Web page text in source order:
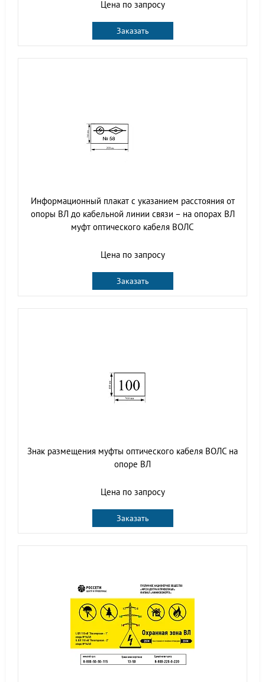
Цена по запросу
Заказать
Информационный плакат с указанием расстояния от
опоры ВЛ до кабельной линии связи – на опорах ВЛ
муфт оптического кабеля ВОЛС
Цена по запросу
Заказать
Знак размещения муфты оптического кабеля ВОЛС на
опоре ВЛ
Цена по запросу
Заказать